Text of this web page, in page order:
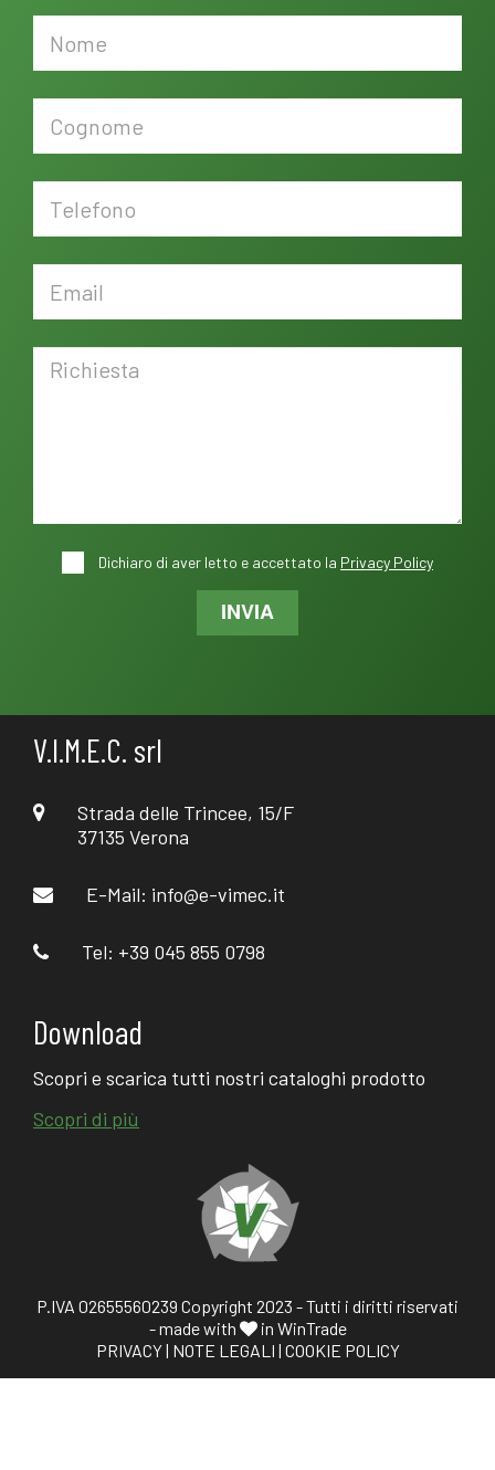
Dichiaro di aver letto e accettato la Privacy Policy
INVIA
V.I.M.E.C. srl
Strada delle Trincee, 15/F
37135 Verona
E-Mail: info@e-vimec.it
Tel: +39 045 855 0798
Download
Scopri e scarica tutti nostri cataloghi prodotto
Scopri di più
P.IVA 02655560239 Copyright 2023 - Tutti i diritti riservati
- made with
in WinTrade
PRIVACY| NOTE LEGALI | COOKIE POLICY